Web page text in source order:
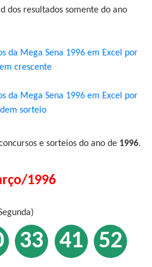
dos resultados somente do ano
da Mega Sena 1996 em Excel por
crescente
da Mega Sena 1996 em Excel por
sorteio
e sorteios do ano de 1996.
1996
33 41 52